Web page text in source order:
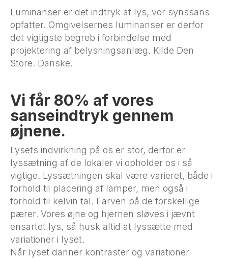
Luminanser er det indtryk af lys, vor synssans
opfatter. Omgivelsernes luminanser er derfor
det vigtigste begreb i forbindelse med
projektering af belysningsanlæg. Kilde Den
Store. Danske.
Vi får 80% af vores
sanseindtryk gennem
øjnene.
Lysets indvirkning på os er stor, derfor er
lyssætning af de lokaler vi opholder os i så
vigtige. Lyssætningen skal være varieret, både i
forhold til placering af lamper, men også i
forhold til kelvin tal. Farven på de forskellige
pærer. Vores øjne og hjernen sløves i jævnt
ensartet lys, så husk altid at lyssætte med
variationer i lyset.
Når lyset danner kontraster og variationer